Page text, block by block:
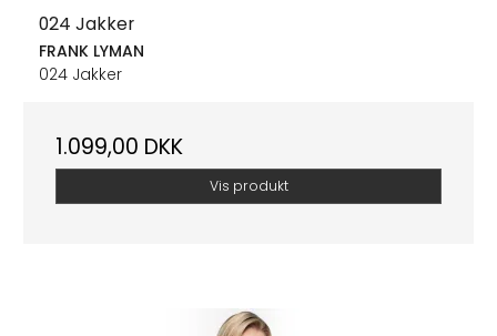
024 Jakker
FRANK LYMAN
024 Jakker
1.099,00 DKK
Vis produkt